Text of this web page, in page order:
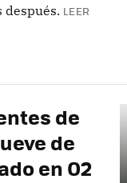
LEER
de
de
en O2